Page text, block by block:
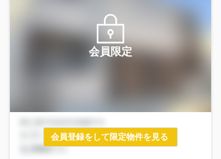
会員限定
会員登録をして限定物件を見る